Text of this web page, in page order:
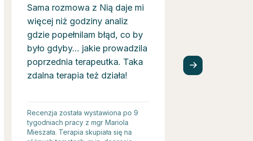
Sama rozmowa z Nią daje mi
więcej niż godziny analiz
gdzie popełnilam błąd, co by
było gdyby... jakie prowadzila
poprzednia terapeutka. Taka
zdalna terapia też działa!
Recenzja została wystawiona po 9
tygodniach pracy z mgr Mariola
Mieszała. Terapia skupiała się na
obserwacje i
Zdecydowanie